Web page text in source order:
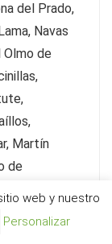
del Prado,
Navas
Olmo de
Martín
de
Mata de
web y nuestro
Personalizar